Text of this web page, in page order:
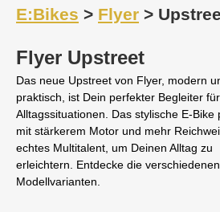
E:Bikes > Flyer >
Flyer Upstreet
Das neue Upstreet von Flyer, modern
praktisch, ist Dein perfekter Begleiter
Alltagssituationen. Das stylische E-Bike
mit stärkerem Motor und mehr
echtes Multitalent, um Deinen Alltag zu
erleichtern. Entdecke die verschiedenen
Modellvarianten.